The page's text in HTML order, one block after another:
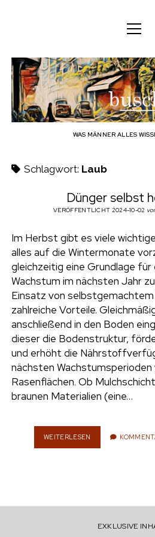
DEUTSCH
KÖRPER
GEIST
FAMILIE
BERUF
HAUSHALT
HOBBY
SOZIALES
UMWELT
t
w
i
t
t
i
n
s
t
a
m
M
e
ö
f
f
n
e
n
b
u
s
c
a
e
n
n
e
r
WAS MÄNNER ALLES
Schlagwort: Laub
Dünger selbst
VERÖFFENTLICHT 2024-10-02
Im Herbst gibt es viele
alles auf die Wintermonate
gleichzeitig eine Grundlage für
Wachstum im nächsten Jahr
Einsatz von
zahlreiche Vorteile.
anschließend in den Boden
dieser die Bodenstruktur,
und erhöht die
nächsten Wachstumsperioden
Rasenflächen. Ob
braunen Materialien (eine…
WEITERLESEN
Ü
S
EXKLUSIVE